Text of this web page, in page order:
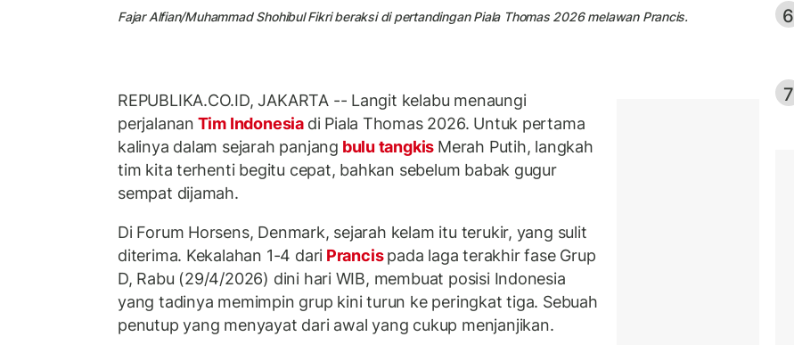
Fajar Alfian/Muhammad Shohibul Fikri beraksi di pertandingan Piala Thomas 2026 melawan Prancis.
REPUBLIKA.CO.ID, JAKARTA -- Langit kelabu menaungi
perjalanan Tim Indonesia di Piala Thomas 2026. Untuk pertama
kalinya dalam sejarah panjang bulu tangkis Merah Putih, langkah
tim kita terhenti begitu cepat, bahkan sebelum babak gugur
sempat dijamah.
Di Forum Horsens, Denmark, sejarah kelam itu terukir, yang sulit
diterima. Kekalahan 1-4 dari Prancispada laga terakhir fase Grup
D, Rabu (29/4/2026) dini hari WIB, membuat posisi Indonesia
yang tadinya memimpin grup kini turun ke peringkat tiga. Sebuah
penutup yang menyayat dari awal yang cukup menjanjikan.
6
7